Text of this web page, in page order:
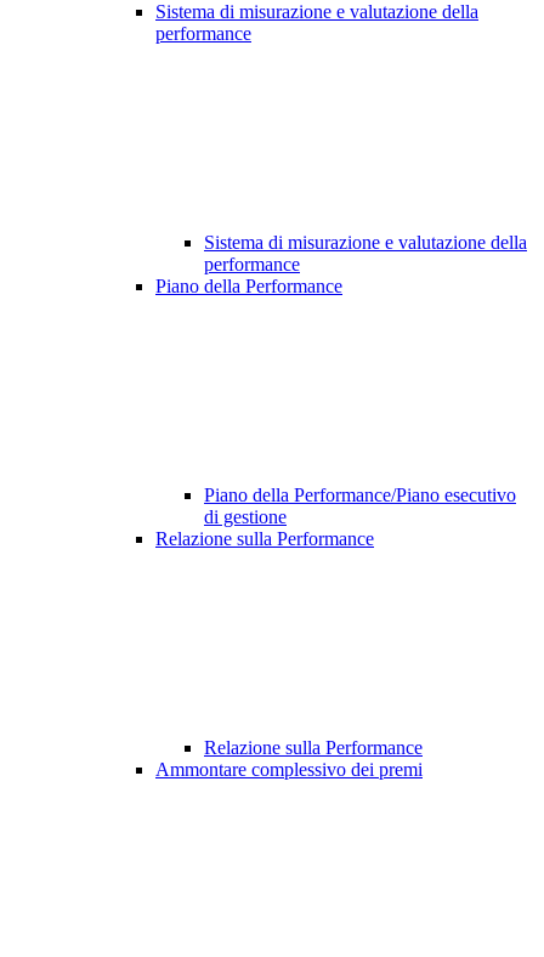
Sistema di misurazione e valutazione della
performance
Sistema di misurazione e valutazione della
performance
Piano della Performance
Piano della Performance/Piano esecutivo
di gestione
Relazione sulla Performance
Relazione sulla Performance
Ammontare complessivo dei premi